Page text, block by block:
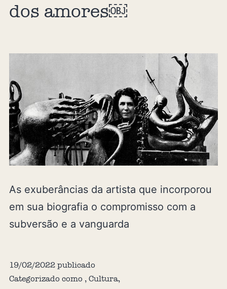
dos amores￼
As exuberâncias da artista que incorporou
em sua biografia o compromisso com a
subversão e a vanguarda
19/02/2022publicado
Categorizado como , Cultura,